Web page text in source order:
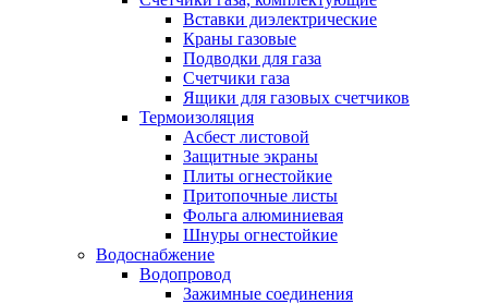
Вставки диэлектрические
Краны газовые
Подводки для газа
Счетчики газа
Ящики для газовых счетчиков
Термоизоляция
Асбест листовой
Защитные экраны
Плиты огнестойкие
Притопочные листы
Фольга алюминиевая
Шнуры огнестойкие
Водоснабжение
Водопровод
Зажимные соединения